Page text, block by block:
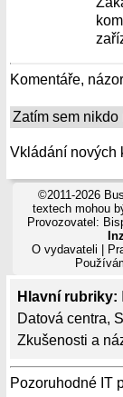
Hlavní rubriky:
Datová centra,
Zkušenosti a
Pozoruhodné IT
Komentáře,
Zatím sem nikdo
Vkládání nových
©2011-2026
textech mohou
Provozovatel:
O vydavateli